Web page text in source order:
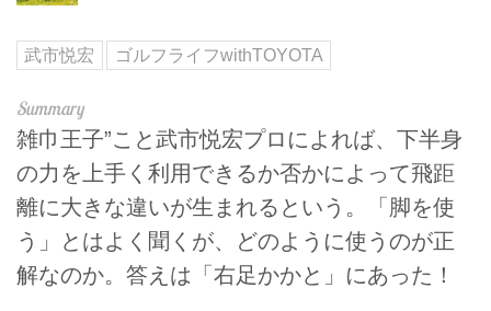
武市悦宏 ゴルフライフwithTOYOTA
雑巾王子”こと武市悦宏プロによれば、下半身
の力を上手く利用できるか否かによって飛距
離に大きな違いが生まれるという。「脚を使
う」とはよく聞くが、どのように使うのが正
解なのか。答えは「右足かかと」にあった！